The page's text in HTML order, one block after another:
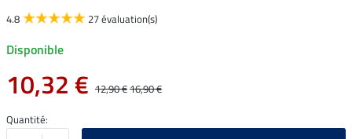
4.8 27 évaluation(s)
Disponible
10,32 € 12,90 €16,90 €
Quantité: